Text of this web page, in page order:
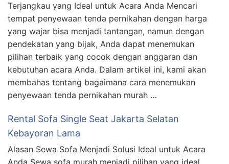
Terjangkau yang Ideal untuk Acara Anda Mencari
tempat penyewaan tenda pernikahan dengan harga
yang wajar bisa menjadi tantangan, namun dengan
pendekatan yang bijak, Anda dapat menemukan
pilihan terbaik yang cocok dengan anggaran dan
kebutuhan acara Anda. Dalam artikel ini, kami akan
membahas tentang bagaimana cara menemukan
penyewaan tenda pernikahan murah …
Rental Sofa Single Seat Jakarta Selatan
Kebayoran Lama
Alasan Sewa Sofa Menjadi Solusi Ideal untuk Acara